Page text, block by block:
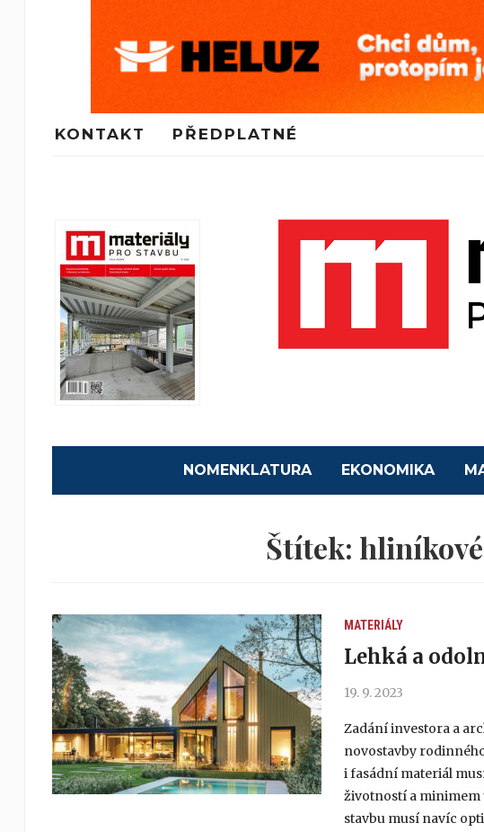
KONTAKT PŘEDPLATNÉ
NOMENKLATURA EKONOMIKA
Štítek:
MATERIÁLY
Lehká a
19. 9. 2023
Zadání investora a
novostavby
i fasádní materiál
životností a minimem
stavbu musí navíc